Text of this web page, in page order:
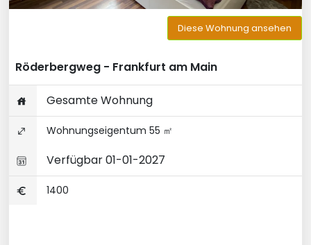
Diese Wohnung ansehen
Röderbergweg - Frankfurt am Main
Gesamte Wohnung
Wohnungseigentum 55 ㎡
Verfügbar 01-01-2027
1400